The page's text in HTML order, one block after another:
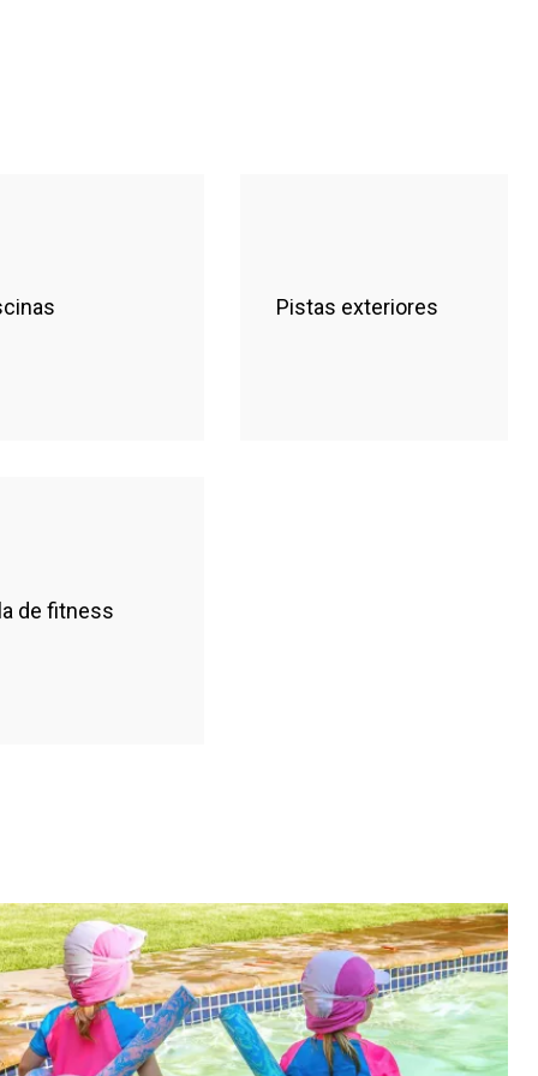
un vaso
Pistas exteriores
de fitness
dirigidas.